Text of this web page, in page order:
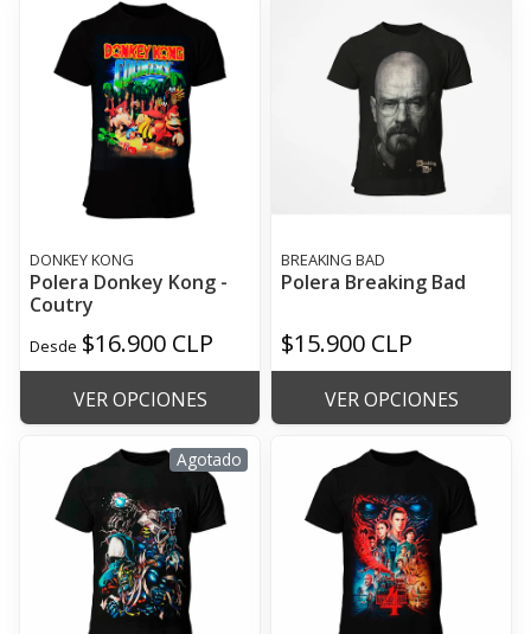
DONKEY KONG
Polera Donkey Kong -
Coutry
Desde $16.900 CLP
VER OPCIONES
BREAKING BAD
Polera Breaking Bad
$15.900 CLP
VER OPCIONES
Agotado